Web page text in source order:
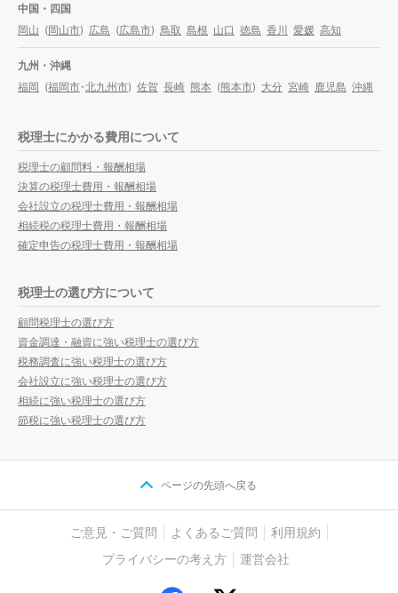
中国・四国
岡山 (岡山市) 広島 (広島市) 鳥取 島根 山口 徳島 香川 愛媛 高知
九州・沖縄
福岡 (福岡市・北九州市) 佐賀 長崎 熊本 (熊本市) 大分 宮崎 鹿児島 沖縄
税理士にかかる費用について
税理士の顧問料・報酬相場
決算の税理士費用・報酬相場
会社設立の税理士費用・報酬相場
相続税の税理士費用・報酬相場
確定申告の税理士費用・報酬相場
税理士の選び方について
顧問税理士の選び方
資金調達・融資に強い税理士の選び方
税務調査に強い税理士の選び方
会社設立に強い税理士の選び方
相続に強い税理士の選び方
節税に強い税理士の選び方
ページの先頭へ戻る
ご意見・ご質問 よくあるご質問
利用規約
プライバシーの考え方
運営会社